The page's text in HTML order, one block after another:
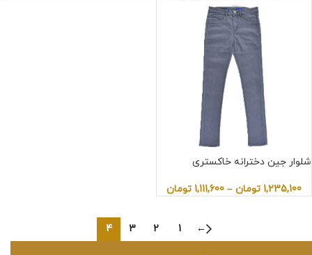
شلوار جین دخترانه خاکستری
1,235,100 تومان –
1,111,600 تومان
←
1
2
3
4